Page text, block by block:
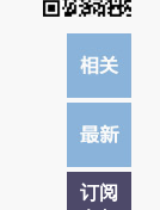
订阅